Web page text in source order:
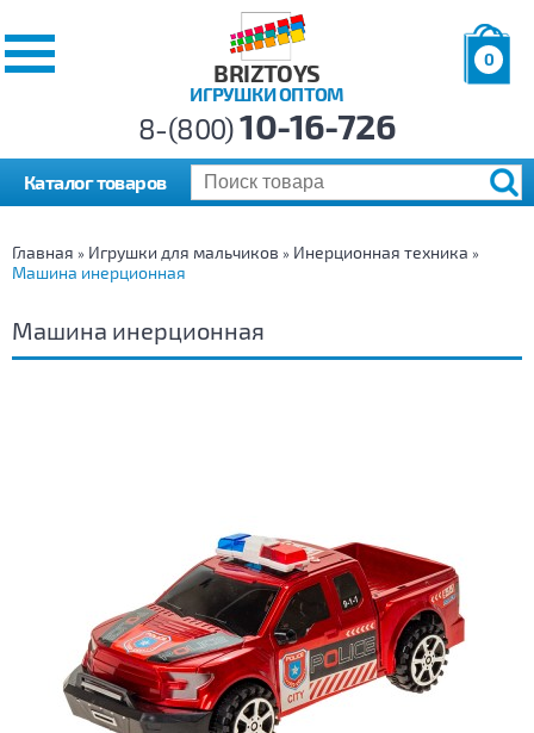
BRIZTOYS
ИГРУШКИ ОПТОМ
0
р.
8-(800)10-16-726
Каталог товаров
Главная » Игрушки для мальчиков » Инерционная техника »
Машина инерционная
Машина инерционная